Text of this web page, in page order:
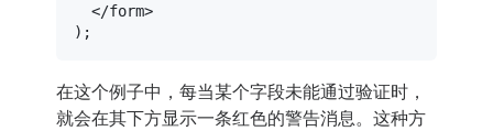
</form>
在这个例子中，每当某个字段未能通过验证时，
就会在其下方显示一条红色的警告消息。这种方